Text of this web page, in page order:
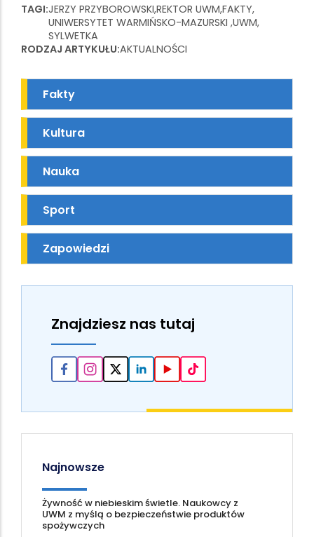
TAGI JERZY PRZYBOROWSKI REKTOR UWM FAKTY
UNIWERSYTET WARMIŃSKO-MAZURSKI UWM
SYLWETKA
RODZAJ ARTYKUŁU AKTUALNOŚCI
Fakty
Kultura
Nauka
Sport
Zapowiedzi
Znajdziesz nas tutaj
Najnowsze
Żywność w niebieskim świetle. Naukowcy z
UWM z myślą o bezpieczeństwie produktów
spożywczych